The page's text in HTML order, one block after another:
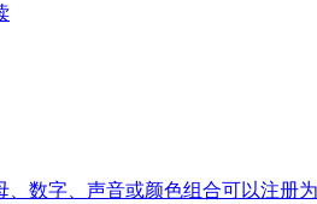
、数字、声音或颜色组合可以注册